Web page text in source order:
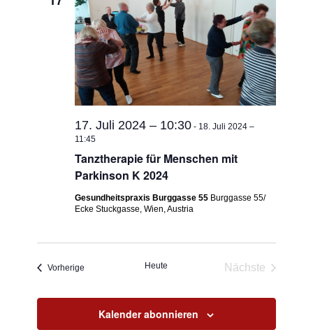
Tanztherapie für Menschen mit
Parkinson K 2024
17. Juli 2024 – 10:30 - 18. Juli 2024 –
11:45
Gesundheitspraxis Burggasse 55 Burggasse 55/
Ecke Stuckgasse, Wien, Austria
Vorherige VeranstaltungenHeute
Nächste
Kalender abonnieren